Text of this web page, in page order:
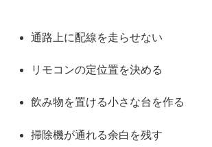
通路上に配線を走らせない
リモコンの定位置を決める
飲み物を置ける小さな台を作る
掃除機が通れる余白を残す